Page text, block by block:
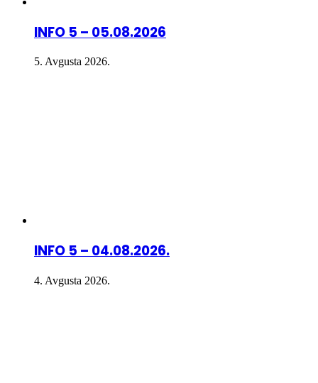
INFO 5 – 05.08.2026
5. Avgusta 2026.
INFO 5 – 04.08.2026.
4. Avgusta 2026.